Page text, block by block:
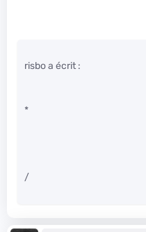
risbo a écrit :
*
/